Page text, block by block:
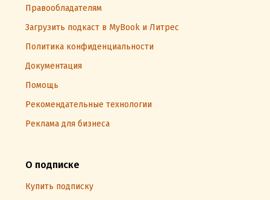
Правообладателям
Загрузить подкаст в MyBook и Литрес
Политика конфиденциальности
Документация
Помощь
Рекомендательные технологии
Реклама для бизнеса
О подписке
Купить подписку